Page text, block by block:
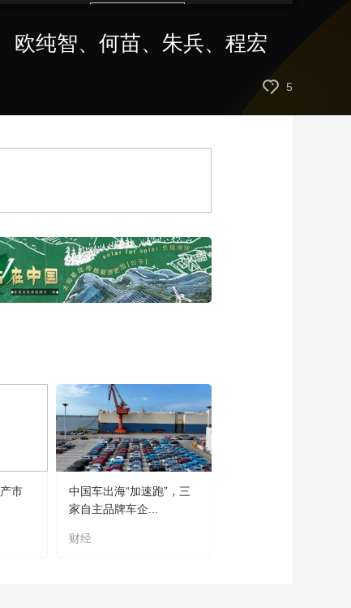
康保险与健康管理的
00:27:31
会]深度对话：健康管
00:36:48
会]《企业健康指数白
会]李光熙：传统与现
路
00:20:02
[2022首届中国保险大
会]《企业健康指数白
皮书》发布
00:00:56
《2022首届中国保险
大会·科技分论坛》
02:44:58
《2022首届中国保险
大会·健康分论坛》
02:54:28
欧纯智、何苗、朱兵、程宏
5
市
中国车出海“加速跑”，三
家自主品牌车企...
财经